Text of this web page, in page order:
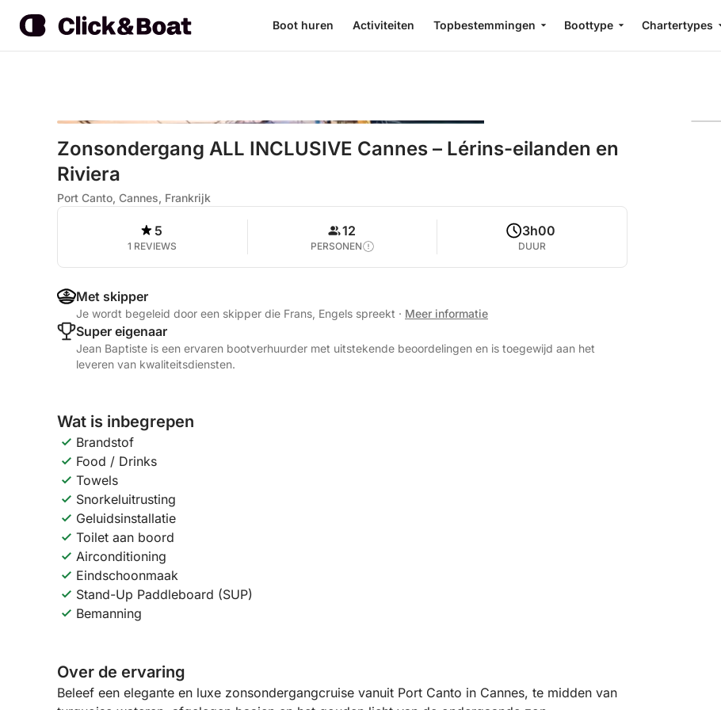
Boot huren Activiteiten Topbestemmingen Boottype Chartertypes
Zonsondergang ALL INCLUSIVE Cannes – Lérins-eilanden en
Riviera
Port Canto, Cannes, Frankrijk
5
1 REVIEWS
12
PERSONEN
3h00
DUUR
Met skipper
Je wordt begeleid door een skipper die Frans, Engels spreekt · Meer informatie
Super eigenaar
Jean Baptiste is een ervaren bootverhuurder met uitstekende beoordelingen en is toegewijd aan het
leveren van kwaliteitsdiensten.
Wat is inbegrepen
Brandstof
Food / Drinks
Towels
Snorkeluitrusting
Geluidsinstallatie
Toilet aan boord
Airconditioning
Eindschoonmaak
Stand-Up Paddleboard (SUP)
Bemanning
Over de ervaring
Beleef een elegante en luxe zonsondergangcruise vanuit Port Canto in Cannes, te midden van